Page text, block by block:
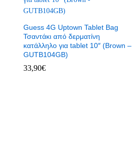
Guess 4G Uptown Tablet Bag
Τσαντάκι από δερματίνη
κατάλληλο για tablet 10″ (Brown –
GUTB104GB)
33,90€